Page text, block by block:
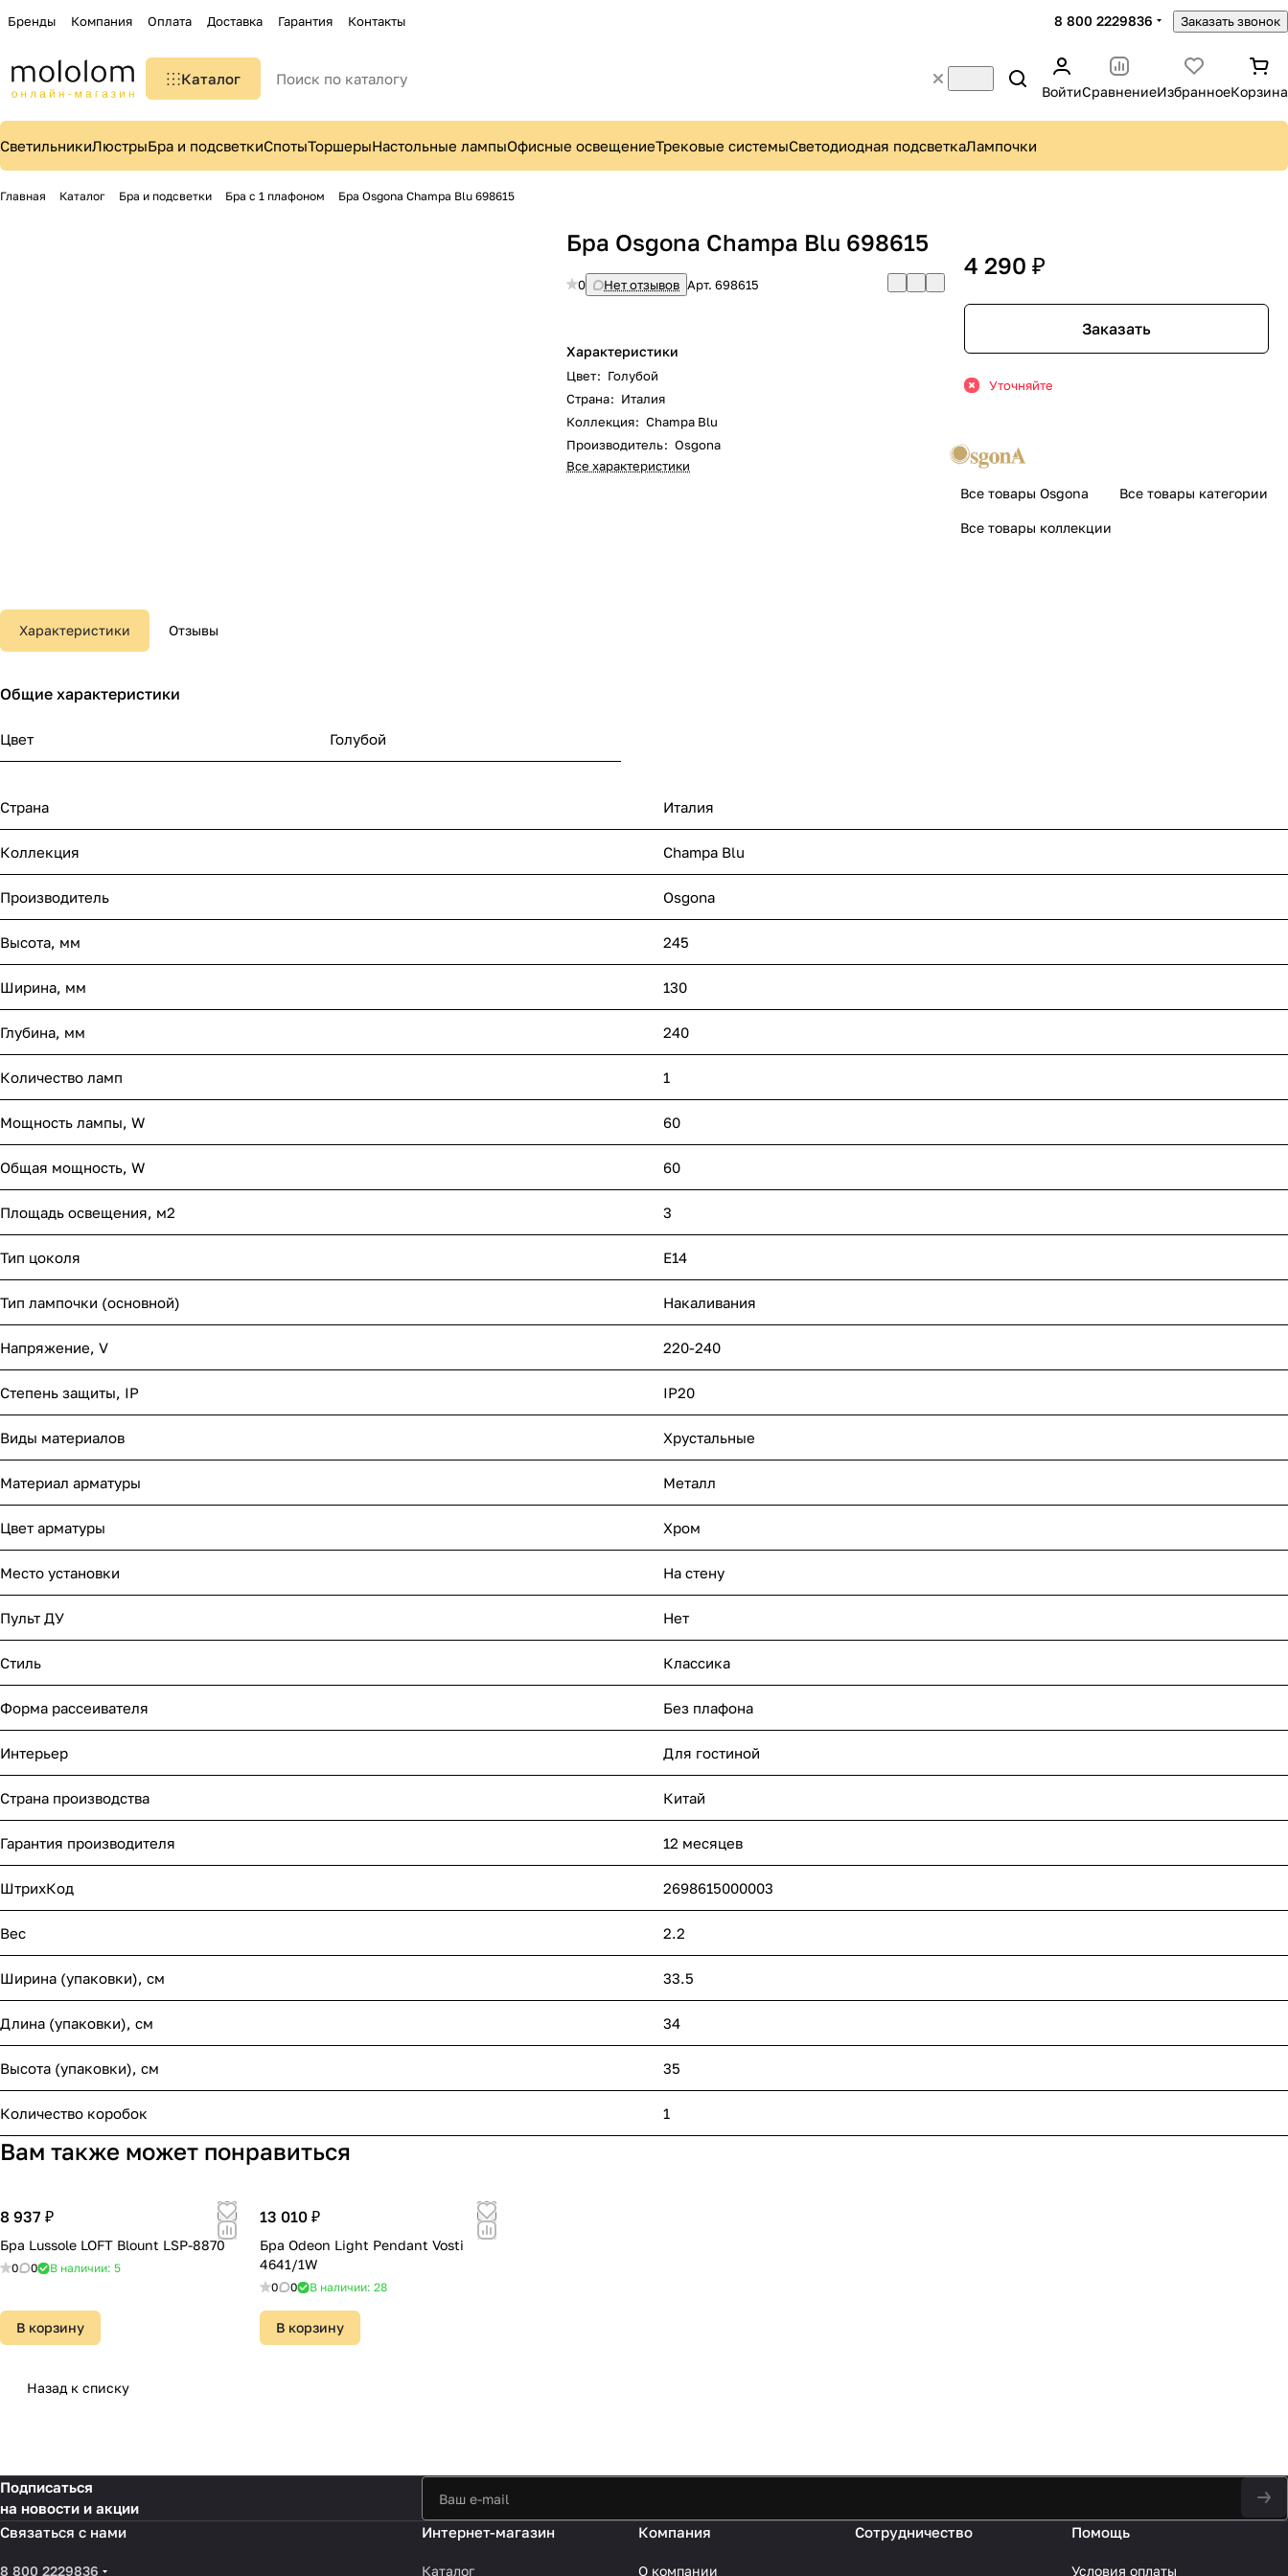
Бренды Компания Оплата Доставка Гарантия Контакты 8 800 2229836 Заказать звонок
Каталог
ВойтиСравнениеИзбранноеКорзина
СветильникиЛюстрыБра и подсветкиСпотыТоршерыНастольные лампыОфисные освещениеТрековые системыСветодиодная подсветкаЛампочки
Главная Каталог Бра и подсветки Бра с 1 плафоном Бра Osgona Champa Blu 698615
Бра Osgona Champa Blu 698615
0 Нет отзывов Арт.698615
Характеристики
Цвет: Голубой
Страна: Италия
Коллекция: Champa Blu
Производитель: Osgona
Все характеристики
4 290 ₽
Заказать
Уточняйте
Все товары Osgona Все товары категории
Все товары коллекции
Характеристики Отзывы
Общие характеристики
Цвет Голубой
Страна Италия
Коллекция Champa Blu
Производитель Osgona
Высота, мм 245
Ширина, мм 130
Глубина, мм 240
Количество ламп 1
Мощность лампы, W 60
Общая мощность, W 60
Площадь освещения, м2 3
Тип цоколя E14
Тип лампочки (основной) Накаливания
Напряжение, V 220-240
Степень защиты, IP IP20
Виды материалов Хрустальные
Материал арматуры Металл
Цвет арматуры Хром
Место установки На стену
Пульт ДУ Нет
Стиль Классика
Форма рассеивателя Без плафона
Интерьер Для гостиной
Страна производства Китай
Гарантия производителя 12 месяцев
ШтрихКод 2698615000003
Вес 2.2
Ширина (упаковки), см 33.5
Длина (упаковки), см 34
Высота (упаковки), см 35
Количество коробок 1
Вам также может понравиться
8 937 ₽
Бра Lussole LOFT Blount LSP-8870
0 0 В наличии: 5
В корзину
13 010 ₽
Бра Odeon Light Pendant Vosti
4641/1W
0 0 В наличии: 28
В корзину
Назад к списку
Подписаться
на новости и акции
Связаться с нами
8 800 2229836
Интернет-магазин
Каталог
Компания
О компании
Сотрудничество Помощь
Условия оплаты